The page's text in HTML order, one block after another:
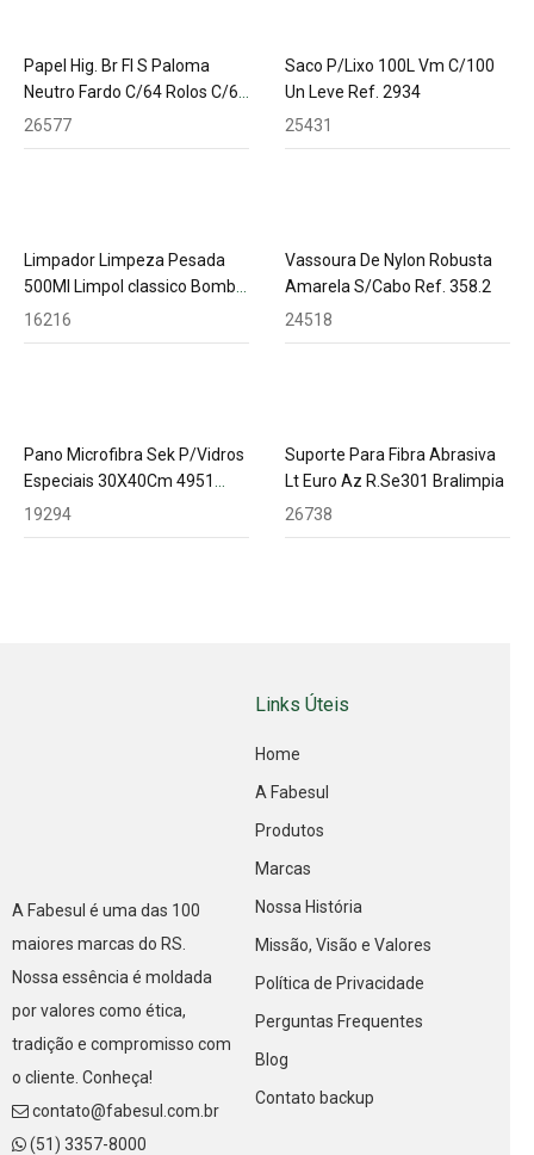
Papel Hig. Br Fl S Paloma
Neutro Fardo C/64 Rolos C/60
M
26577
Saco P/Lixo 100L Vm C/100
Un Leve Ref. 2934
25431
Limpador Limpeza Pesada
500Ml Limpol classico Bombril
7020
16216
Vassoura De Nylon Robusta
Amarela S/Cabo Ref. 358.2
24518
Pano Microfibra Sek P/Vidros
Especiais 30X40Cm 4951
Bettanin
19294
Suporte Para Fibra Abrasiva
Lt Euro Az R.Se301 Bralimpia
26738
A Fabesul é uma das 100
maiores marcas do RS.
Nossa essência é moldada
por valores como ética,
tradição e compromisso com
o cliente. Conheça!
contato@fabesul.com.br
(51) 3357-8000
Links Úteis
Home
A Fabesul
Produtos
Marcas
Nossa História
Missão, Visão e Valores
Política de Privacidade
Perguntas Frequentes
Blog
Contato backup